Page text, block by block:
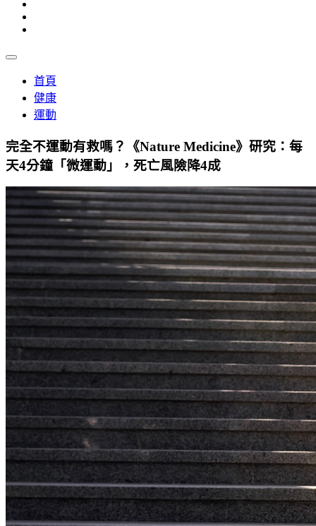
首頁
健康
運動
完全不運動有救嗎？《Nature Medicine》研究：每
天4分鐘「微運動」，死亡風險降4成